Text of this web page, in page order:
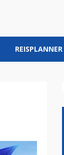
REISPLANNER